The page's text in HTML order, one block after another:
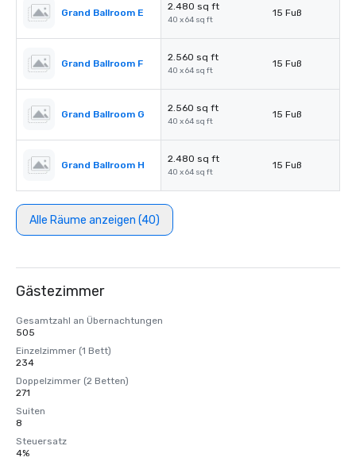
Grand Ballroom E
2.480 sq ft
40 x 64 sq ft
15 Fuß
Grand Ballroom F
2.560 sq ft
40 x 64 sq ft
15 Fuß
Grand Ballroom G
2.560 sq ft
40 x 64 sq ft
15 Fuß
Grand Ballroom H
2.480 sq ft
40 x 64 sq ft
15 Fuß
Alle Räume anzeigen (40)
Gästezimmer
Gesamtzahl an Übernachtungen
505
Einzelzimmer (1 Bett)
234
Doppelzimmer (2 Betten)
271
Suiten
8
Steuersatz
4%